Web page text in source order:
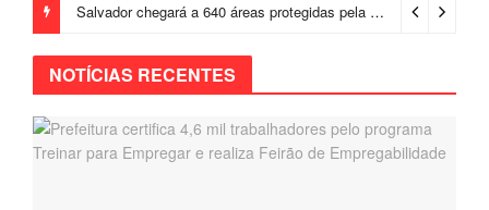
Salvador chegará a 640 áreas protegidas pela Prefeitura com investimentos em contenções de encostas e prevenção de riscos
NOTÍCIAS RECENTES